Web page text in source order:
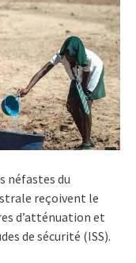
néfastes du
reçoivent le
d’atténuation et
de sécurité (ISS).